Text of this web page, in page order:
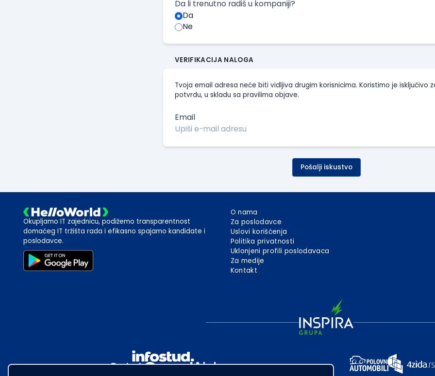
Da li trenutno radiš u kompaniji?
Da
Ne
VERIFIKACIJA NALOGA
Tvoja email adresa neće biti vidljiva drugim korisnicima. Koristimo je isključivo
potvrdu, u skladu sa pravilima objave.
Email
Pošalji iskustvo
Okupljamo IT zajednicu, podižemo transparentnost
domaćeg IT tržišta rada i efikasno spajamo kandidate i
poslodavce.
O nama
Za poslodavce
Uslovi korišćenja
Politika privatnosti
Uklonjeni profili poslodavaca
Za medije
Kontakt